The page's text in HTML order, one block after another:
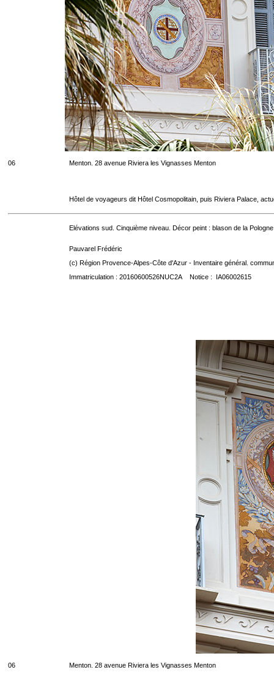
06 Menton. 28 avenue Riviera les Vignasses Menton
Hôtel de voyageurs dit Hôtel Cosmopolitain, puis Riviera Palace,
Elévations sud. Cinquième niveau. Décor peint : blason de la
Pauvarel Frédéric
(c) Région Provence-Alpes-Côte d'Azur - Inventaire général.
Immatriculation : 20160600526NUC2A Notice : IA06002615
06 Menton. 28 avenue Riviera les Vignasses Menton